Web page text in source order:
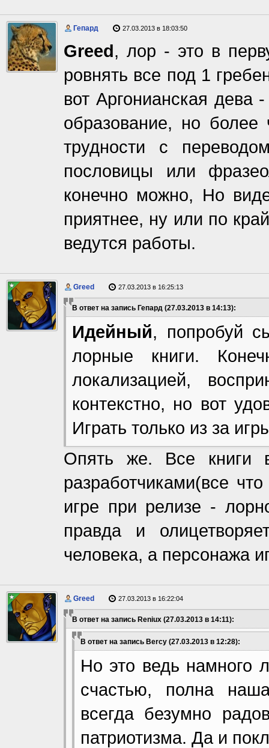
Гепард 27.03.2013 в 18:03:50
Greed, лор - это в
ровнять все под 1
вот Аргонианская дева
образование, но
трудности с
пословицы или
конечно можно, Но
приятнее, ну или по
ведутся работы.
Greed 27.03.2013 в 16:25:13
В ответ на запись Гепард (27.03.2013 в 14:13):
Идейный, попробуй
лорные книги.
локализацией,
контекстно, но вот
Играть только из за
Опять же. Все книги
разработчиками(все
игре при релизе -
правда и
человека, а персонажа
Greed 27.03.2013 в 16:22:04
В ответ на запись Reniux (27.03.2013 в 14:11):
В ответ на запись Bercy (27.03.2013 в 12:28):
Но это ведь намного
счастью, полна
всегда безумно
патриотизма. Да и